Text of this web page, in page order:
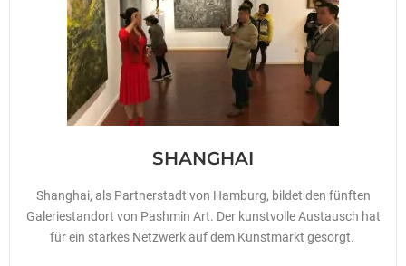
SHANGHAI
Shanghai, als Partnerstadt von Hamburg, bildet den fünften
Galeriestandort von Pashmin Art. Der kunstvolle Austausch hat
für ein starkes Netzwerk auf dem Kunstmarkt gesorgt.